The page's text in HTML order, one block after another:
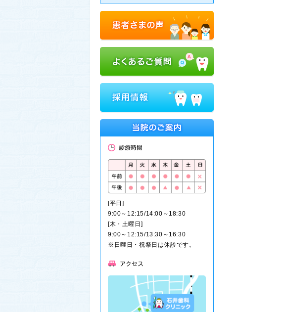
[平日]
9:00～12:15/14:00～18:30
[木・土曜日]
9:00～12:15/13:30～16:30
※日曜日・祝祭日は休診です。